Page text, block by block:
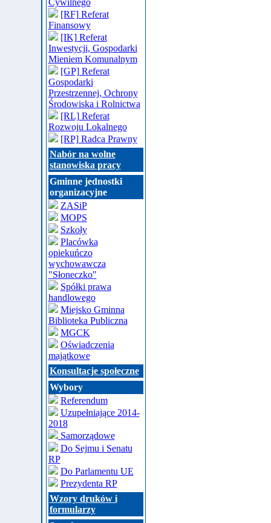
Cywilnego
[RF] Referat
Finansowy
[IK] Referat
Inwestycji, Gospodarki
Mieniem Komunalnym
[GP] Referat
Gospodarki
Przestrzennej, Ochrony
Środowiska i Rolnictwa
[RL] Referat
Rozwoju Lokalnego
[RP] Radca Prawny
Nabór na wolne
stanowiska pracy
Gminne jednostki
organizacyjne
ZASiP
MOPS
Szkoły
Placówka
opiekuńczo
wychowawcza
"Słoneczko"
Spółki prawa
handlowego
Miejsko Gminna
Biblioteka Publiczna
MGCK
Oświadczenia
majątkowe
Konsultacje społeczne
Wybory
Referendum
Uzupełniające 2014-
2018
Samorządowe
Do Sejmu i Senatu
RP
Do Parlamentu UE
Prezydenta RP
Wzory druków i
formularzy